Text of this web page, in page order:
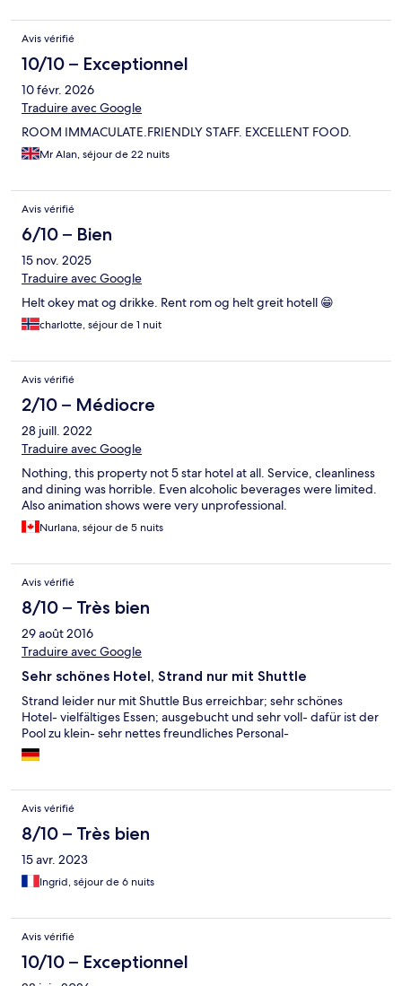
Avis vérifié
10/10 – Exceptionnel
10 févr. 2026
Traduire avec Google
ROOM IMMACULATE.FRIENDLY STAFF. EXCELLENT FOOD.
Mr Alan, séjour de 22 nuits
Avis vérifié
6/10 – Bien
15 nov. 2025
Traduire avec Google
Helt okey mat og drikke. Rent rom og helt greit hotell 😁
charlotte, séjour de 1 nuit
Avis vérifié
2/10 – Médiocre
28 juill. 2022
Traduire avec Google
Nothing, this property not 5 star hotel at all. Service, cleanliness
and dining was horrible. Even alcoholic beverages were limited.
Also animation shows were very unprofessional.
Nurlana, séjour de 5 nuits
Avis vérifié
8/10 – Très bien
29 août 2016
Traduire avec Google
Sehr schönes Hotel, Strand nur mit Shuttle
Strand leider nur mit Shuttle Bus erreichbar; sehr schönes
Hotel- vielfältiges Essen; ausgebucht und sehr voll- dafür ist der
Pool zu klein- sehr nettes freundliches Personal-
Avis vérifié
8/10 – Très bien
15 avr. 2023
Ingrid, séjour de 6 nuits
Avis vérifié
10/10 – Exceptionnel